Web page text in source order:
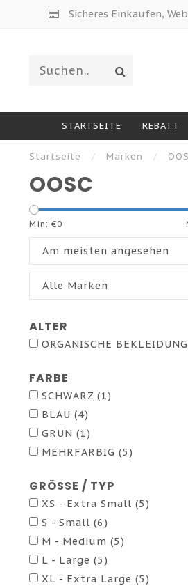
Sicheres Einkaufen,
STARTSEITE REBATT
Startseite / Marken /
OOSC
Min: €0
Am meisten angesehen
Alle Marken
ALTER
ORGANISCHE BEKLEIDUNG
FARBE
SCHWARZ (1)
BLAU (4)
GRÜN (1)
MEHRFARBIG (5)
GRÖSSE / TYP
XS - Extra Small (5)
S - Small (6)
M - Medium (5)
L - Large (5)
XL - Extra Large (5)